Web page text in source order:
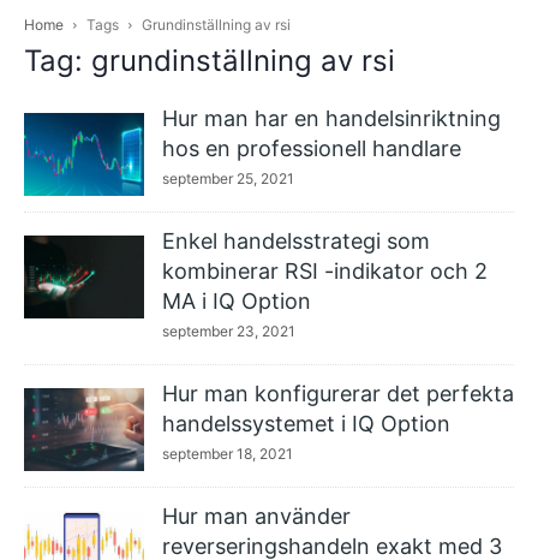
Home Tags Grundinställning av rsi
Tag: grundinställning av rsi
Hur man har en handelsinriktning
hos en professionell handlare
september 25, 2021
Enkel handelsstrategi som
kombinerar RSI -indikator och 2
MA i IQ Option
september 23, 2021
Hur man konfigurerar det perfekta
handelssystemet i IQ Option
september 18, 2021
Hur man använder
reverseringshandeln exakt med 3